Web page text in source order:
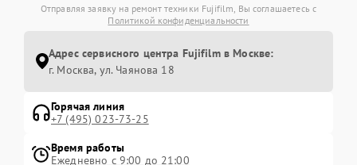
Отправляя заявку на ремонт техники Fujifilm, Вы соглашаетесь с
Политикой конфиденциальности
Адрес сервисного центра Fujifilm в Москве:
г. Москва, ул. Чаянова 18
Горячая линия
+7 (495) 023-73-25
Время работы
Ежедневно с 9:00 до 21:00